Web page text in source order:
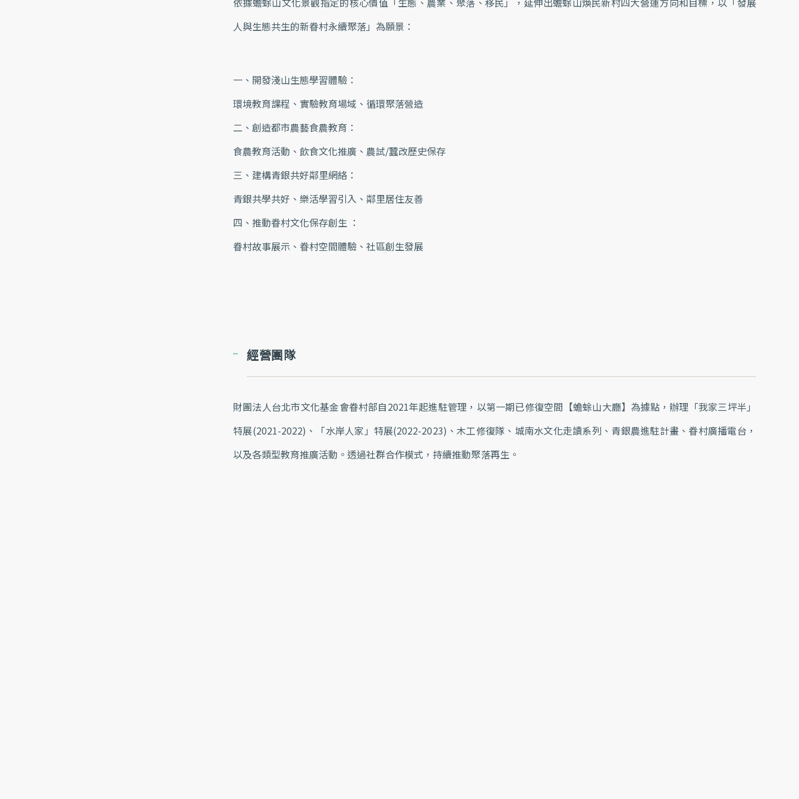
人與生態共生的新眷村永續聚落」為願景：
一、開發淺山生態學習體驗：
環境教育課程、實驗教育場域、循環聚落營造
二、創造都市農藝食農教育：
食農教育活動、飲食文化推廣、農試/蠶改歷史保存
三、建構青銀共好鄰里網絡：
青銀共學共好、樂活學習引入、鄰里居住友善
四、推動眷村文化保存創生 ：
眷村故事展示、眷村空間體驗、社區創生發展
經營團隊
財團法人台北市文化基金會眷村部自2021年起進駐管理，以第一期已修復空間【蟾蜍山大廳】為據點，辦理「我家三坪半」
特展(2021-2022)、「水岸人家」特展(2022-2023)、木工修復隊、城南水文化走讀系列、青銀農進駐計畫、眷村廣播電台，
以及各類型教育推廣活動。透過社群合作模式，持續推動聚落再生。